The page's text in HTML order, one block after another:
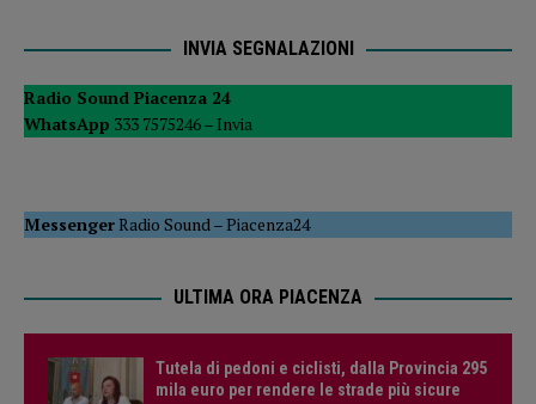
INVIA SEGNALAZIONI
Radio Sound Piacenza 24
WhatsApp 333 7575246 – Invia
MessengerRadio Sound –Piacenza24
ULTIMA ORA PIACENZA
Tutela di pedoni e ciclisti, dalla Provincia 295
mila euro per rendere le strade più sicure